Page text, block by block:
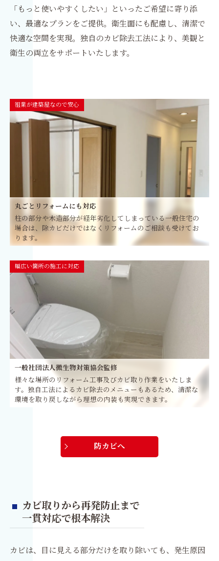
「もっと使いやすくしたい」といったご希望に寄り添
い、最適なプランをご提供。衛生面にも配慮し、清潔で
快適な空間を実現。独自のカビ除去工法により、美観と
衛生の両立をサポートいたします。
祖業が建築屋なので安心
丸ごとリフォームにも対応
柱の部分や木造部分が経年劣化してしまっている一般住宅の
場合は、除カビだけではなくリフォームのご相談も受けてお
ります。
幅広い箇所の施工に対応
一般社団法人微生物対策協会監修
様々な場所のリフォーム工事及びカビ取り作業をいたしま
す。独自工法によるカビ除去のメニューもあるため、清潔な
環境を取り戻しながら理想の内装も実現できます。
防カビへ
カビ取りから再発防止まで
一貫対応で根本解決
カビは、目に見える部分だけを取り除いても、発生原因